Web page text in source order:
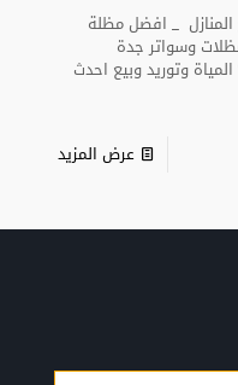
_ افضل مظلة
وسواتر جدة
وتوريد وبيع احدث
عرض المزيد